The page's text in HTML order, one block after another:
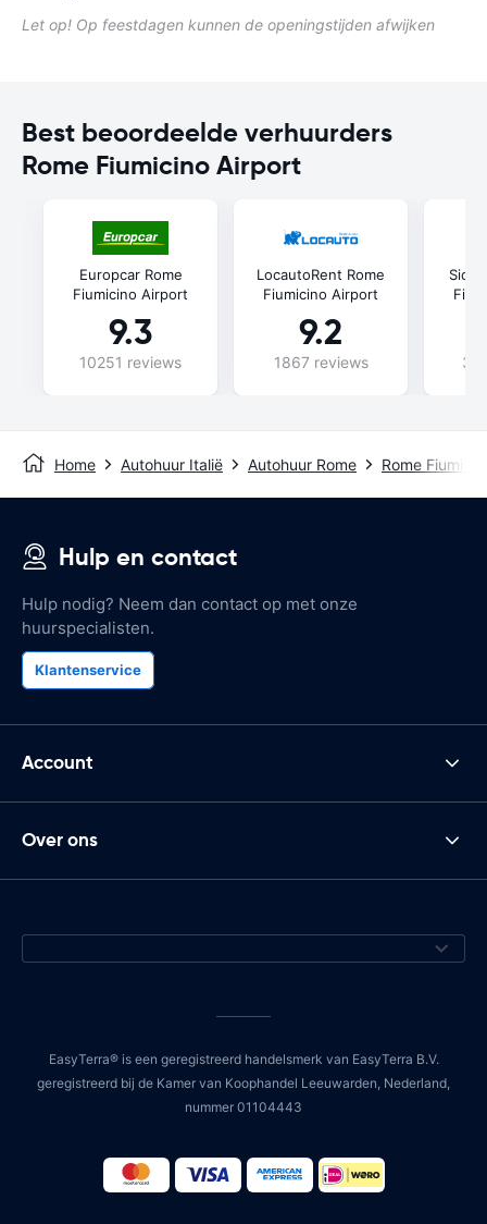
Let op! Op feestdagen kunnen de openingstijden afwijken
Best beoordeelde verhuurders
Rome Fiumicino Airport
Europcar Rome
Fiumicino Airport
9.3
10251 reviews
LocautoRent Rome
Fiumicino Airport
9.2
1867 reviews
Sicily
Home Autohuur Italië Autohuur Rome Rome
Hulp en contact
Hulp nodig? Neem dan contact op met onze
huurspecialisten.
Klantenservice
Account
Over ons
EasyTerra® is een geregistreerd handelsmerk van EasyTerra B.V.
geregistreerd bij de Kamer van Koophandel Leeuwarden, Nederland,
nummer 01104443